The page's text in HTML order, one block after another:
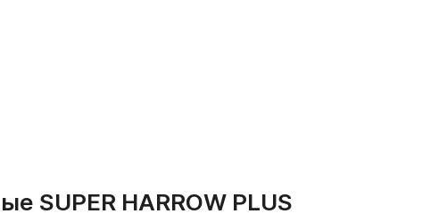
SUPER HARROW PLUS